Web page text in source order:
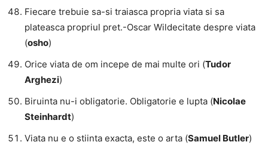
Fiecare trebuie sa-si traiasca propria viata si sa
plateasca propriul pret.-Oscar Wildecitate despre viata
(osho)
Orice viata de om incepe de mai multe ori (Tudor
Arghezi)
Biruinta nu-i obligatorie. Obligatorie e lupta (Nicolae
Steinhardt)
Viata nu e o stiinta exacta, este o arta (Samuel Butler)